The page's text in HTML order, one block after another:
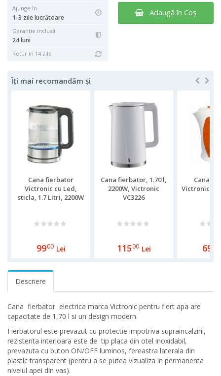
Ajunge în
1-3 zile lucrătoare
Garanţie inclusă
24 luni
Retur în 14 zile
Adaugă în Coş
Îți mai recomandăm și
Cana fierbator
Victronic cu Led,
sticla, 1.7 Litri, 2200W
9900 Lei
Cana fierbator, 1.70 l,
2200W, Victronic
VC3226
11500 Lei
Cana
69
Descriere
Cana fierbator electrica marca Victronic pentru fiert apa are
capacitate de 1,70 l si un design modern.
Fierbatorul este prevazut cu protectie impotriva supraincalzirii,
rezistenta interioara este de tip placa din otel inoxidabil,
prevazuta cu buton ON/OFF luminos, fereastra laterala din
plastic transparent (pentru a se putea vizualiza in permanenta
nivelul apei din vas).